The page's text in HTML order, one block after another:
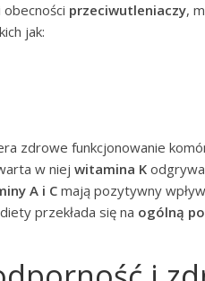
przeciwutleniaczy,
jak:
zdrowe funkcjonowanie
w niej witamina K
A i Cmają pozytywny
przekłada się na ogólną